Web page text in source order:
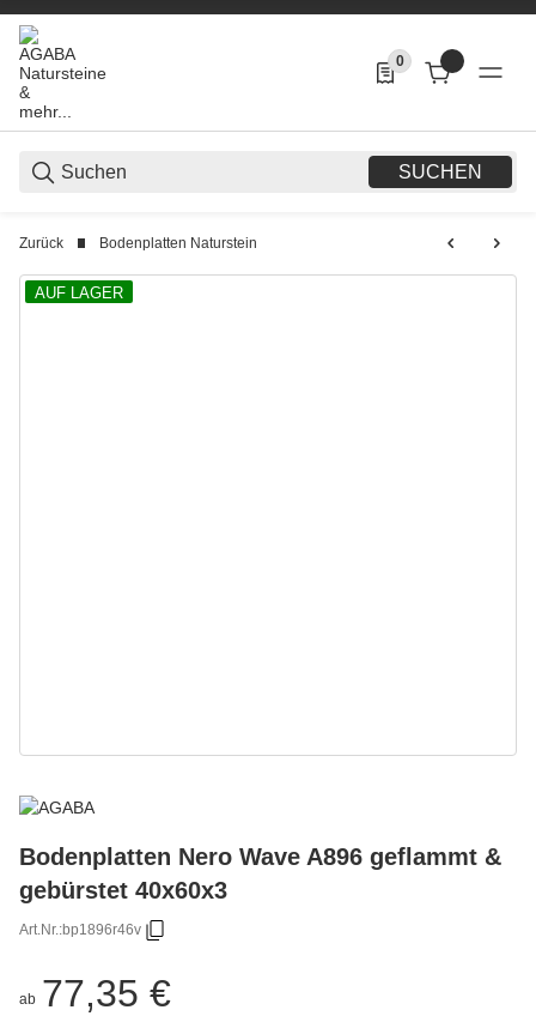
SUCHEN
0
0 Produkte in der
Zurück Bodenplatten Naturstein
AUF LAGER
Bodenplatten Nero Wave A896 geflammt &
gebürstet 40x60x3
Art.Nr.:bp1896r46v
ab 77,35 €